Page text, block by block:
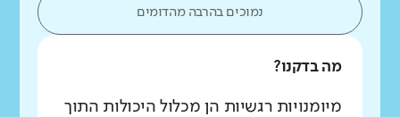
נמוכים בהרבה מהדומים
מה בדקנו?
מיומנויות רגשיות הן מכלול היכולות התוך